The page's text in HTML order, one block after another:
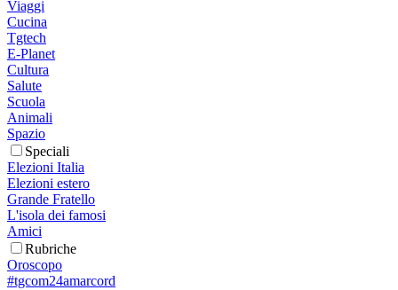
Viaggi
Cucina
Tgtech
E-Planet
Cultura
Salute
Scuola
Animali
Spazio
Speciali
Elezioni Italia
Elezioni estero
Grande Fratello
L'isola dei famosi
Amici
Rubriche
Oroscopo
#tgcom24amarcord